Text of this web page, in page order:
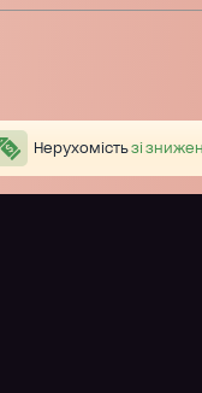
Нерухомістьзі